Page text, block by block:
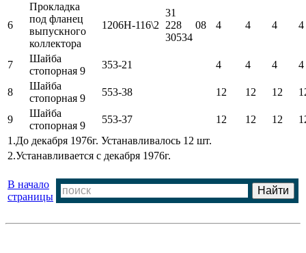
6
Прокладка
под фланец
выпускного
коллектора
1206Н-116\2
31
228
30534
08 4 4 4 4
7
Шайба
стопорная 9
353-21 4 4 4 4
8
Шайба
стопорная 9
553-38 12 12 12
9
Шайба
стопорная 9
553-37 12 12 12
1.До декабря 1976г. Устанавливалось 12 шт.
2.Устанавливается с декабря 1976г.
В начало
страницы